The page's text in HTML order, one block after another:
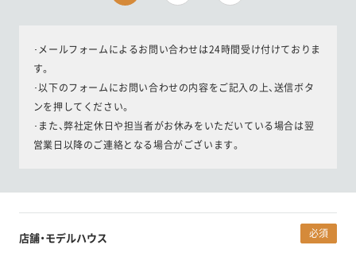
･メールフォームによるお問い合わせは24時間受け付けておりま
す。
･以下のフォームにお問い合わせの内容をご記入の上、送信ボタ
ンを押してください。
･また、弊社定休日や担当者がお休みをいただいている場合は翌
営業日以降のご連絡となる場合がございます。
店舗・モデルハウス 必須